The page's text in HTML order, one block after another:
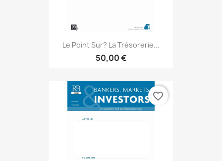
Le Point Sur? La Trésorerie...
50,00 €
favorite_border